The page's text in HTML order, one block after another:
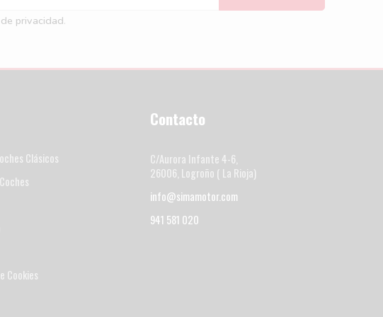
privacidad.
Clásicos
Cookies
Contacto
C/Aurora Infante 4-6,
26006, Logroño ( La Rioja)
info@simamotor.com
941 581 020